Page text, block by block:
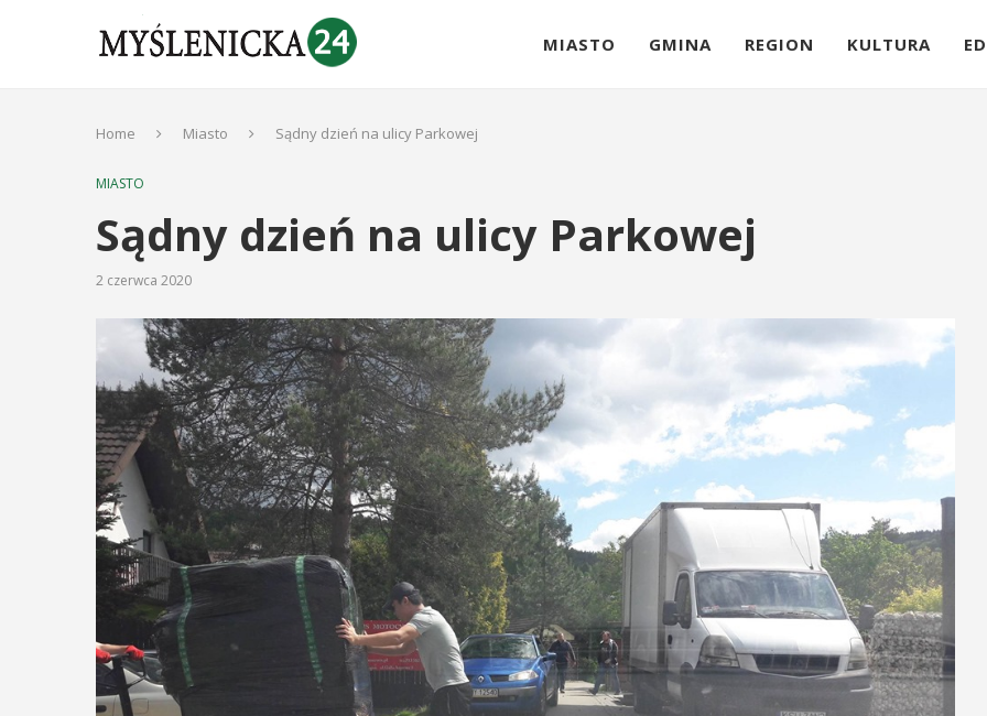
MIASTO GMINA REGION KULTURA
Home Miasto Sądny dzień na ulicy Parkowej
MIASTO
Sądny dzień na ulicy Parkowej
2 czerwca 2020